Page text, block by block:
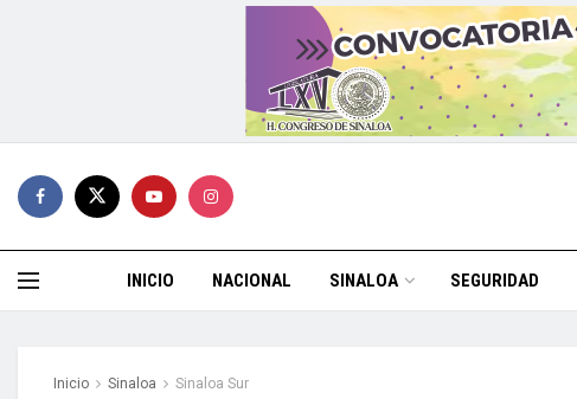
INICIO NACIONAL SINALOA SEGURIDAD
Inicio Sinaloa Sinaloa Sur